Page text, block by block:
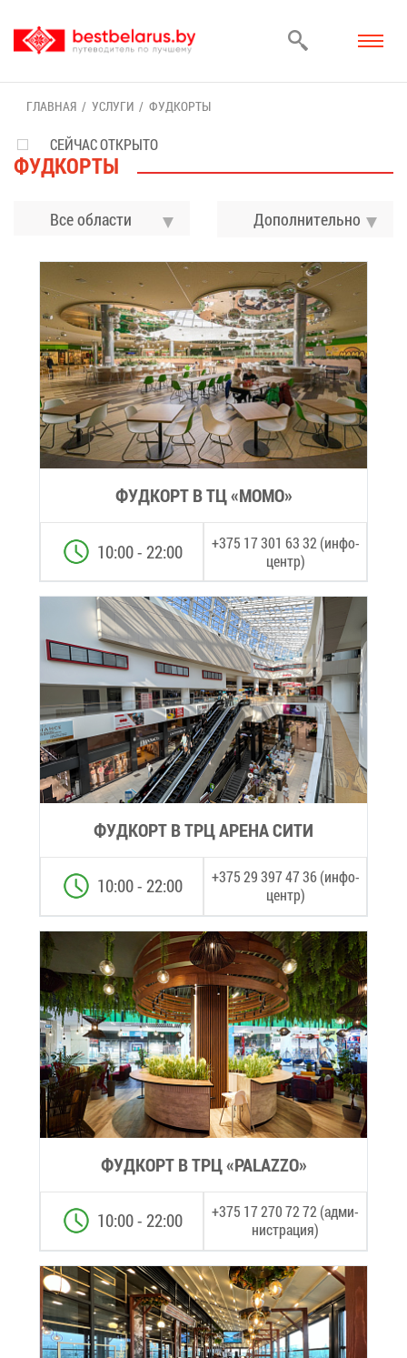
ГЛАВ­НАЯ УСЛУ­ГИ ФУД­КОР­ТЫ
ФУД­КОР­ТЫ
Все области До­пол­ни­тель­но
СЕЙЧАС ОТКРЫТО
ФУД­КОРТ В ТЦ «МО­МО»
+375 17 301 63 32 (ин­фо­
центр)
10:00 - 22:00
ФУД­КОРТ В ТРЦ АРЕ­НА СИ­ТИ
+375 29 397 47 36 (ин­фо­
центр)
10:00 - 22:00
ФУД­КОРТ В ТРЦ «PALAZZO»
+375 17 270 72 72 (ад­ми­
ни­стра­ция)
10:00 - 22:00